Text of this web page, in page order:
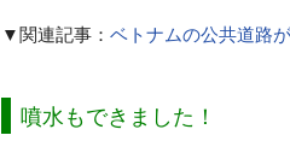
▼関連記事： ベトナムの公共道路
噴水もできました！